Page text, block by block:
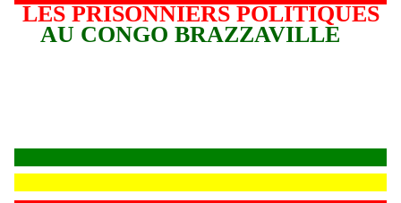
LES PRISONNIERS POLITIQUES
AU CONGO BRAZZAVILLE